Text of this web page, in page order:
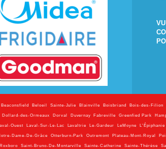
Beaconsfield , Beloeil , Sainte-Julie, Blainville, Boisbriand , Bois-des-Filion,
Dollard-des-Ormeaux, Dorval , Duvernay, Fabreville,Greenfied Park,
Ouest, Laval-Sur-Le-Lac, Lavaltrie, Le-Gardeur, LeMoyne, L'Épiphanie,
Dame-De-Grâce, Otterburn-Park,Outremont, Plateau-Mont-Royal ,
Roxboro, Saint-Bruno-De-Montarville,Sainte-Catherine,Sainte-Thérèse,